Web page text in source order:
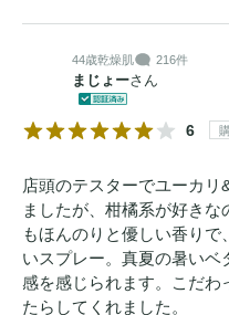
44歳乾燥肌 216件
まじょーさん
6
店頭のテスターでユーカ
ましたが、柑橘系が好き
もほんのりと優しい香り
いスプレー。真夏の暑い
感を感じられます。こだわ
たらしてくれました。